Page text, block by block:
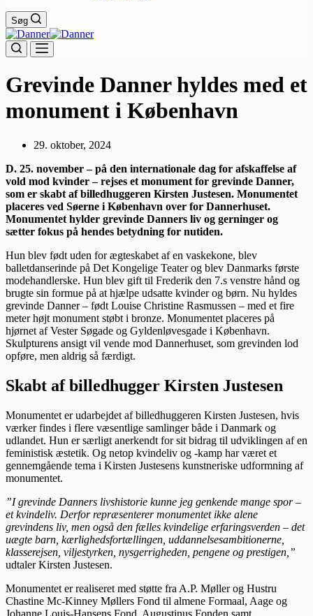
Søg
Grevinde Danner hyldes med et
monument i København
29. oktober, 2024
D. 25. november – på den internationale dag for afskaffelse af
vold mod kvinder – rejses et monument for grevinde Danner,
som er skabt af billedhuggeren Kirsten Justesen. Monumentet
placeres ved Søerne i København over for Dannerhuset.
Monumentet hylder grevinde Danners liv og gerninger og
sætter fokus på hendes betydning for nutiden.
Hun blev født uden for ægteskabet af en vaskekone, blev
balletdanserinde på Det Kongelige Teater og blev Danmarks første
modehandlerske. Hun blev gift til Frederik den 7.s venstre hånd og
brugte sin formue på at hjælpe udsatte kvinder og børn. Nu hyldes
grevinde Danner – født Louise Christine Rasmussen – med et fire
meter højt monument støbt i bronze. Monumentet placeres på
hjørnet af Vester Søgade og Gyldenløvesgade i København.
Skulpturens ansigt vil vende mod Dannerhuset, som grevinden lod
opføre, men aldrig så færdigt.
Skabt af billedhugger Kirsten Justesen
Monumentet er udarbejdet af billedhuggeren Kirsten Justesen, hvis
værker findes i flere væsentlige samlinger både i Danmark og
udlandet. Hun er særligt anerkendt for sit bidrag til udviklingen af en
feministisk æstetik. Og netop kvindeliv og -kamp har været et
gennemgående tema i Kirsten Justesens kunstneriske udformning af
monumentet.
”I grevinde Danners livshistorie kunne jeg genkende mange spor –
et kvindeliv. Derfor repræsenterer monumentet ikke alene
grevindens liv, men også den fælles kvindelige erfaringsverden – det
uægte barn, kærlighedsfortællingen, uddannelsesambitionerne,
klasserejsen, viljestyrken, nysgerrigheden, pengene og prestigen,”
udtaler Kirsten Justesen.
Monumentet er realiseret med støtte fra A.P. Møller og Hustru
Chastine Mc-Kinney Møllers Fond til almene Formaal, Aage og
Johanne Louis-Hansens Fond, Augustinus Fonden samt